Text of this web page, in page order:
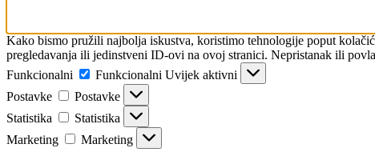
Kako bismo pružili najbolja iskustva, koristimo tehnologije poput
pregledavanja ili jedinstveni ID-ovi na ovoj stranici. Nepristanak ili
Funkcionalni
Funkcionalni Uvijek aktivni
Postavke
Postavke
Statistika
Statistika
Marketing
Marketing